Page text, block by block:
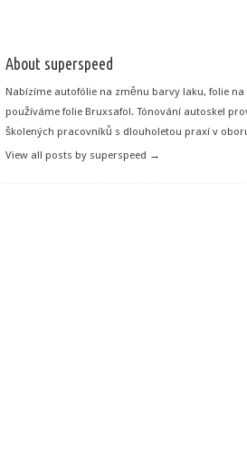
About superspeed
Nabízíme autofólie na změnu barvy laku, folie
používáme folie Bruxsafol. Tónování autoskel
školených pracovníků s dlouholetou praxí v
View all posts by superspeed →